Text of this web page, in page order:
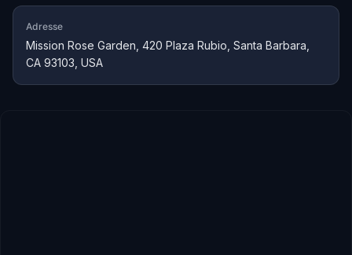
Adresse
Mission Rose Garden, 420 Plaza Rubio, Santa Barbara,
CA 93103, USA